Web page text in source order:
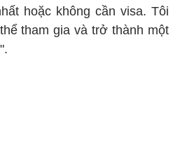
hoặc không cần visa. Tôi
tham gia và trở thành một